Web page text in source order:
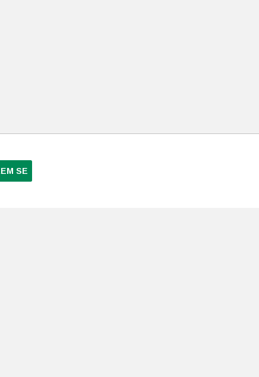
SE